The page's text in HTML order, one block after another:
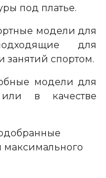
под платье.
модели для
для
занятий спортом.
модели для
в качестве
максимального